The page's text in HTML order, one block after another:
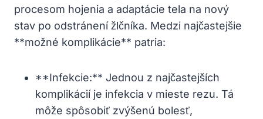
procesom hojenia a adaptácie tela na nový
stav po odstránení žlčníka. Medzi najčastejšie
**možné komplikácie** patria:
**Infekcie:** Jednou z najčastejších
komplikácií je infekcia v mieste rezu. Tá
môže spôsobiť zvýšenú bolesť,